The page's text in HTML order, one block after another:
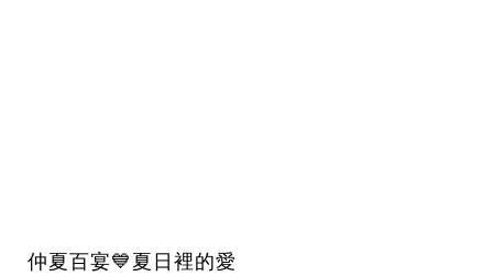
仲夏百宴💙夏日裡的愛